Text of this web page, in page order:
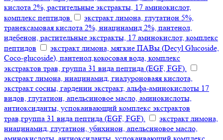
кислота 2%, растительные экстракты, 17 аминокислот,
комплекс пептидов
экстракт лимона, глутатион 5%,
транексамовая кислота 2%, ниацинамид 2%, пантенол,
идебенон, растительные экстракты, 17 аминокислот, комплекс
пептидов
экстракт лимона, мягкие ПАВы (Decyl Glucoside,
Coco-glucoside), пантенол,кокосовая вода, комплекс
экстрактов трав, группа 31 вида пептида (EGF, FGF).
экстракт лимона, ниацинамид, гиалуроноваяя кислота,
экстракт сосны, гардении экстракт, альфа-аминокислоты 17
видов, глутатион, апельсиновое масло, аминокислоты,
антиоксиданты, успокаивающий комплекс экстрактов
трав,группа 31 вида пептида (EGF, FGF).
экстракт лимона,
ниацинамид, глутатион, убихинон, апельсиновое масло,
аминокислоты, антиоксиданты, успокаивающий комплекс